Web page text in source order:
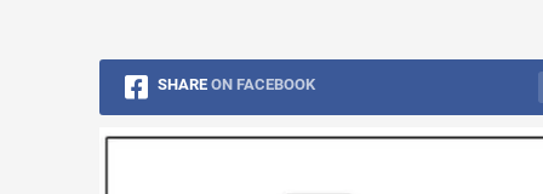
SHARE ON FACEBOOK